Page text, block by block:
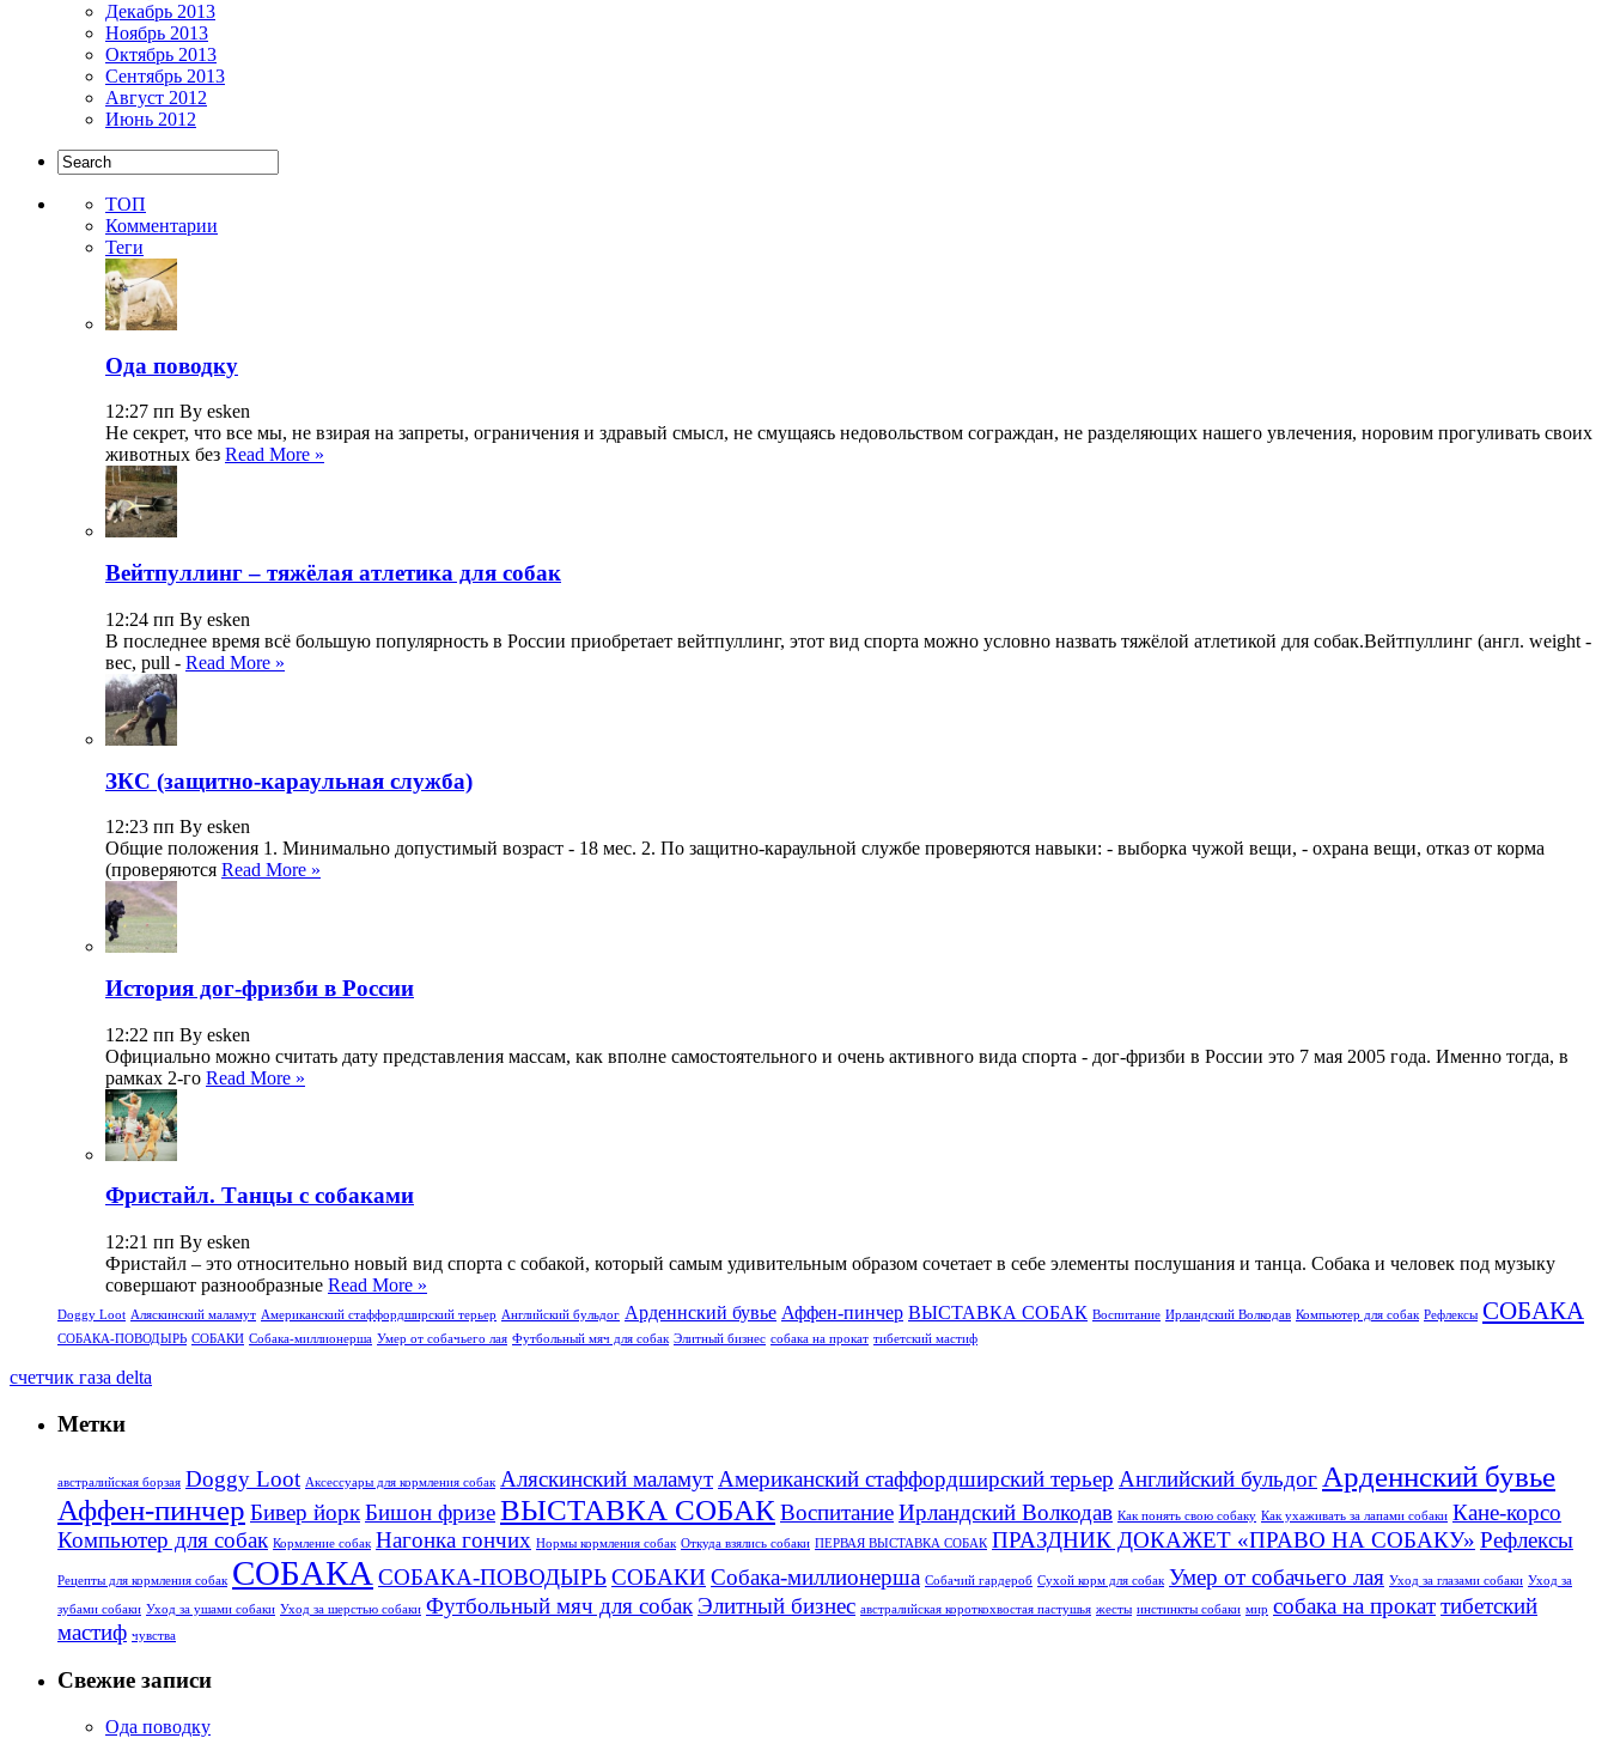
Декабрь 2013
Ноябрь 2013
Октябрь 2013
Сентябрь 2013
Август 2012
Июнь 2012
ТОП
Комментарии
Теги
Ода поводку
12:27 пп By esken
Не секрет, что все мы, не взирая на запреты, ограничения и здравый смысл, не смущаясь недовольством сограждан, не разделяющих нашего увлечения, норовим прогуливать своих
животных без Read More »
Вейтпуллинг – тяжёлая атлетика для собак
12:24 пп By esken
В последнее время всё большую популярность в России приобретает вейтпуллинг, этот вид спорта можно условно назвать тяжёлой атлетикой для собак.Вейтпуллинг (англ. weight -
вес, pull - Read More »
ЗКС (защитно-караульная служба)
12:23 пп By esken
Общие положения 1. Минимально допустимый возраст - 18 мес. 2. По защитно-караульной службе проверяются навыки: - выборка чужой вещи, - охрана вещи, отказ от корма
(проверяются Read More »
История дог-фризби в России
12:22 пп By esken
Официально можно считать дату представления массам, как вполне самостоятельного и очень активного вида спорта - дог-фризби в России это 7 мая 2005 года. Именно тогда, в
рамках 2-го Read More »
Фристайл. Танцы с собаками
12:21 пп By esken
Фристайл – это относительно новый вид спорта с собакой, который самым удивительным образом сочетает в себе элементы послушания и танца. Собака и человек под музыку
совершают разнообразные Read More »
Doggy Loot Аляскинский маламут Американский стаффордширский терьер Английский бульдог Арденнский бувье Аффен-пинчер ВЫСТАВКА СОБАК Воспитание Ирландский Волкодав Компьютер для собак Рефлексы СОБАКА
СОБАКА-ПОВОДЫРЬ СОБАКИ Собака-миллионерша Умер от собачьего лая Футбольный мяч для собак Элитный бизнес собака на прокат тибетский мастиф
счетчик газа delta
Метки
aвстралийская борзая Doggy Loot Аксессуары для кормления собак Аляскинский маламут Американский стаффордширский терьер Английский бульдог Арденнский бувье
Аффен-пинчер Бивер йоркБишон фризеВЫСТАВКА СОБАК ВоспитаниеИрландский Волкодав Как понять свою собаку Как ухаживать за лапами собаки Кане-корсо
Компьютер для собак Кормление собак Нагонка гончих Нормы кормления собак Откуда взялись собаки ПЕРВАЯ ВЫСТАВКА СОБАК ПРАЗДНИК ДОКАЖЕТ «ПРАВО НА СОБАКУ» Рефлексы
Рецепты для кормления собак СОБАКА СОБАКА-ПОВОДЫРЬСОБАКИ Собака-миллионерша Собачий гардероб Сухой корм для собак Умер от собачьего лая Уход за глазами собаки Уход за
зубами собаки Уход за ушами собаки Уход за шерстью собаки Футбольный мяч для собак Элитный бизнес австралийская короткохвостая пастушья жесты инстинкты собаки мир собака на прокаттибетский
мастиф чувства
Свежие записи
Ода поводку